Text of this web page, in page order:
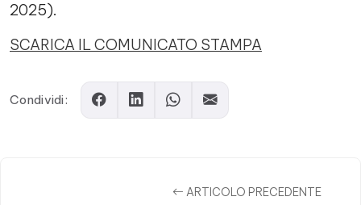
2025).
SCARICA IL COMUNICATO STAMPA
Condividi:
ARTICOLO PRECEDENTE